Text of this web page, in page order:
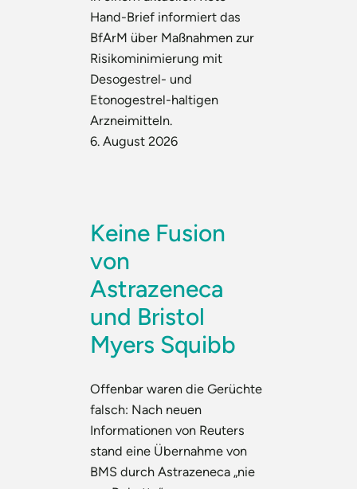
Hand-Brief informiert das
BfArM über Maßnahmen zur
Risikominimierung mit
Desogestrel- und
Etonogestrel-haltigen
Arzneimitteln.
6. August 2026
Keine Fusion
von
Astrazeneca
und Bristol
Myers Squibb
Offenbar waren die Gerüchte
falsch: Nach neuen
Informationen von Reuters
stand eine Übernahme von
BMS durch Astrazeneca „nie